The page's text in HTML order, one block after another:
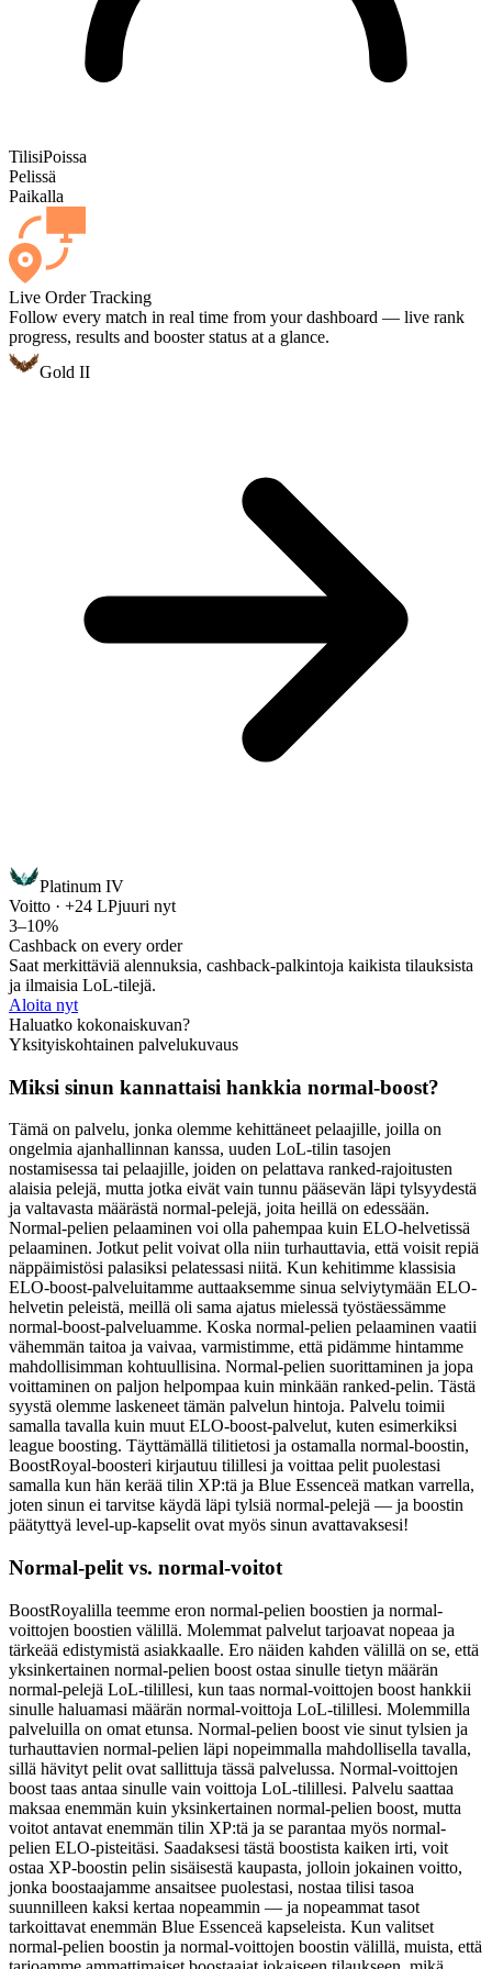
TilisiPoissa
Pelissä
Paikalla
Live Order Tracking
Follow every match in real time from your dashboard — live rank
progress, results and booster status at a glance.
Gold II
Platinum IV
Voitto · +24 LPjuuri nyt
3–10%
Cashback on every order
Saat merkittäviä alennuksia, cashback-palkintoja kaikista tilauksista
ja ilmaisia LoL-tilejä.
Aloita nyt
Haluatko kokonaiskuvan?
Yksityiskohtainen palvelukuvaus
Miksi sinun kannattaisi hankkia normal-boost?
Tämä on palvelu, jonka olemme kehittäneet pelaajille, joilla on
ongelmia ajanhallinnan kanssa, uuden LoL-tilin tasojen
nostamisessa tai pelaajille, joiden on pelattava ranked-rajoitusten
alaisia pelejä, mutta jotka eivät vain tunnu pääsevän läpi tylsyydestä
ja valtavasta määrästä normal-pelejä, joita heillä on edessään.
Normal-pelien pelaaminen voi olla pahempaa kuin ELO-helvetissä
pelaaminen. Jotkut pelit voivat olla niin turhauttavia, että voisit repiä
näppäimistösi palasiksi pelatessasi niitä. Kun kehitimme klassisia
ELO-boost-palveluitamme auttaaksemme sinua selviytymään ELO-
helvetin peleistä, meillä oli sama ajatus mielessä työstäessämme
normal-boost-palveluamme. Koska normal-pelien pelaaminen vaatii
vähemmän taitoa ja vaivaa, varmistimme, että pidämme hintamme
mahdollisimman kohtuullisina. Normal-pelien suorittaminen ja jopa
voittaminen on paljon helpompaa kuin minkään ranked-pelin. Tästä
syystä olemme laskeneet tämän palvelun hintoja. Palvelu toimii
samalla tavalla kuin muut ELO-boost-palvelut, kuten esimerkiksi
league boosting. Täyttämällä tilitietosi ja ostamalla normal-boostin,
BoostRoyal-boosteri kirjautuu tilillesi ja voittaa pelit puolestasi
samalla kun hän kerää tilin XP:tä ja Blue Essenceä matkan varrella,
joten sinun ei tarvitse käydä läpi tylsiä normal-pelejä — ja boostin
päätyttyä level-up-kapselit ovat myös sinun avattavaksesi!
Normal-pelit vs. normal-voitot
BoostRoyalilla teemme eron normal-pelien boostien ja normal-
voittojen boostien välillä. Molemmat palvelut tarjoavat nopeaa ja
tärkeää edistymistä asiakkaalle. Ero näiden kahden välillä on se, että
yksinkertainen normal-pelien boost ostaa sinulle tietyn määrän
normal-pelejä LoL-tilillesi, kun taas normal-voittojen boost hankkii
sinulle haluamasi määrän normal-voittoja LoL-tilillesi. Molemmilla
palveluilla on omat etunsa. Normal-pelien boost vie sinut tylsien ja
turhauttavien normal-pelien läpi nopeimmalla mahdollisella tavalla,
sillä hävityt pelit ovat sallittuja tässä palvelussa. Normal-voittojen
boost taas antaa sinulle vain voittoja LoL-tilillesi. Palvelu saattaa
maksaa enemmän kuin yksinkertainen normal-pelien boost, mutta
voitot antavat enemmän tilin XP:tä ja se parantaa myös normal-
pelien ELO-pisteitäsi. Saadaksesi tästä boostista kaiken irti, voit
ostaa XP-boostin pelin sisäisestä kaupasta, jolloin jokainen voitto,
jonka boostaajamme ansaitsee puolestasi, nostaa tilisi tasoa
suunnilleen kaksi kertaa nopeammin — ja nopeammat tasot
tarkoittavat enemmän Blue Essenceä kapseleista. Kun valitset
normal-pelien boostin ja normal-voittojen boostin välillä, muista, että